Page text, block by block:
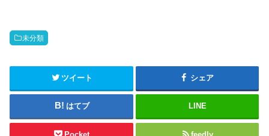
未分類
ツイート シェア
はてブ LINE